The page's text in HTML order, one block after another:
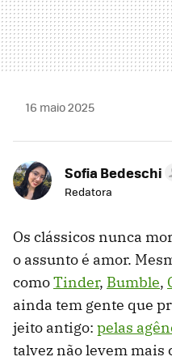
16 maio 2025
Sofia Bedeschi
Redatora
Os clássicos nunca
o assunto é amor.
comoTinder, Bumble,
ainda tem gente que
jeito antigo: pelas
talvez não levem mais